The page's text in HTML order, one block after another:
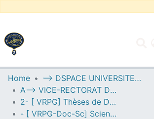
UNIVERSITY OF D.L SIDI BEL
Communities & Collections
All of DSpace
Home
--> DSPACE UNIVERSITE DJILALLI LIABES DE SIDI BEL ABBES
A--> VICE-RECTORAT DE LA POST-GRADUATION
2- [ VRPG] Thèses de Doctorat en Sciences
- [ VRPG-Doc-Sc] Sciences juridiques --- علوم قانونية